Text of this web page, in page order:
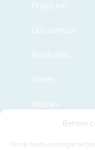
Beheer
Om de beste ervaringen te
Projecten
Ons verhaal
Realisaties
Atelier
Nieuws